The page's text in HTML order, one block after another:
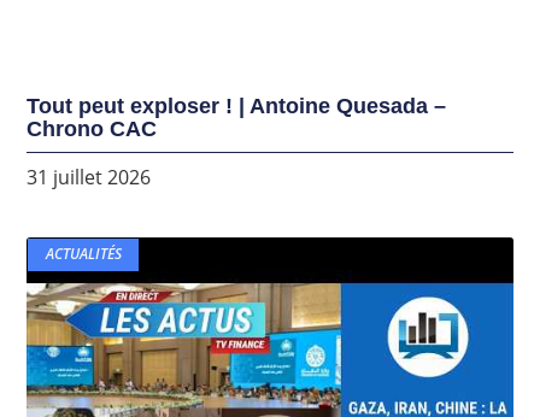
Tout peut exploser ! | Antoine Quesada –
Chrono CAC
31 juillet 2026
ACTUALITÉS